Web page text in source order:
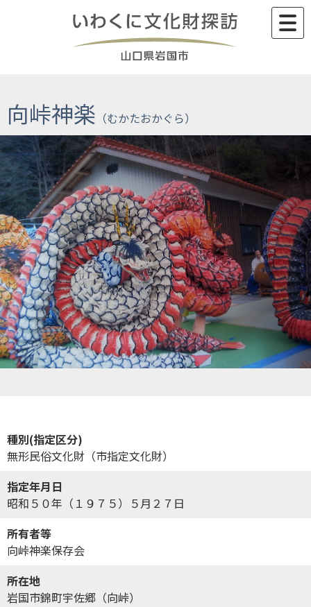
向峠神楽
種別(指定区分)
無形民俗文化財（市指定文化財）
指定年月日
昭和５０年（１９７５）５月２７日
所有者等
向峠神楽保存会
所在地
岩国市錦町宇佐郷（向峠）